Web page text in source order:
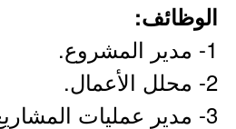
الوظائف:
1- مدير المشروع.
2- محلل الأعمال.
3- مدير عمليات المشاريع.